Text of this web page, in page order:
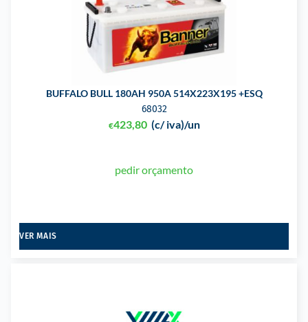
BUFFALO BULL 180AH 950A 514X223X195 +ESQ
68032
€423,80 (c/ iva)/un
pedir orçamento
VER MAIS